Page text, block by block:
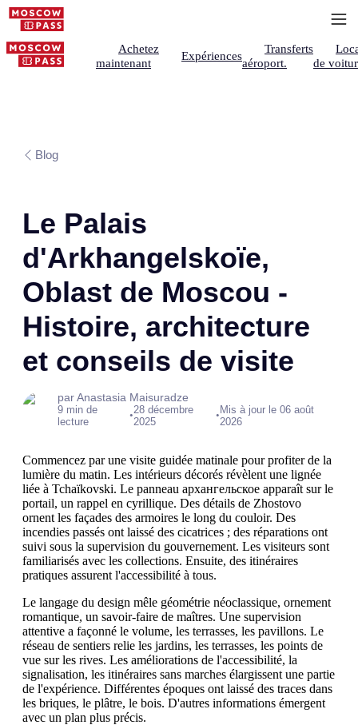
Achetez
maintenant
Expériences
Transferts
aéroport.
de
Blog
Le Palais
d'Arkhangelskoïe,
Oblast de Moscou -
Histoire, architecture
et conseils de visite
par Anastasia Maisuradze
9 min de
lecture
•28 décembre
2025
• Mis à jour le 06 août
2026
Commencez par une visite guidée matinale pour profiter de la
lumière du matin. Les intérieurs décorés révèlent une lignée
liée à Tchaïkovski. Le panneau архангельское apparaît sur le
portail, un rappel en cyrillique. Des détails de Zhostovo
ornent les façades des armoires le long du couloir. Des
incendies passés ont laissé des cicatrices ; des réparations ont
suivi sous la supervision du gouvernement. Les visiteurs sont
familiarisés avec les collections. Ensuite, des itinéraires
pratiques assurent l'accessibilité à tous.
Le langage du design mêle géométrie néoclassique, ornement
romantique, un savoir-faire de maîtres. Une supervision
attentive a façonné le volume, les terrasses, les pavillons. Le
réseau de sentiers relie les jardins, les terrasses, les points de
vue sur les rives. Les améliorations de l'accessibilité, la
signalisation, les itinéraires sans marches élargissent une partie
de l'expérience. Différentes époques ont laissé des traces dans
les briques, le plâtre, le bois. D'autres informations émergent
avec un plan plus précis.